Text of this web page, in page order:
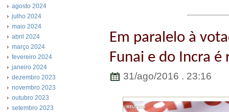
agosto 2024
julho 2024
maio 2024
abril 2024
março 2024
fevereiro 2024
janeiro 2024
dezembro 2023
novembro 2023
outubro 2023
setembro 2023
Em paralelo à
Funai e do Incra é
31/ago/2016 . 23:16